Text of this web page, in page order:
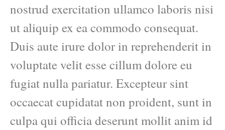
nostrud exercitation ullamco laboris nisi
ut aliquip ex ea commodo consequat.
Duis aute irure dolor in reprehenderit in
voluptate velit esse cillum dolore eu
fugiat nulla pariatur. Excepteur sint
occaecat cupidatat non proident, sunt in
culpa qui officia deserunt mollit anim id